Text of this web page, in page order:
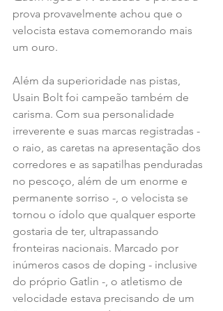
prova provavelmente achou que o
velocista estava comemorando mais
um ouro.
Além da superioridade nas pistas,
Usain Bolt foi campeão também de
carisma. Com sua personalidade
irreverente e suas marcas registradas -
o raio, as caretas na apresentação dos
corredores e as sapatilhas penduradas
no pescoço, além de um enorme e
permanente sorriso -, o velocista se
tornou o ídolo que qualquer esporte
gostaria de ter, ultrapassando
fronteiras nacionais. Marcado por
inúmeros casos de doping - inclusive
do próprio Gatlin -, o atletismo de
velocidade estava precisando de um